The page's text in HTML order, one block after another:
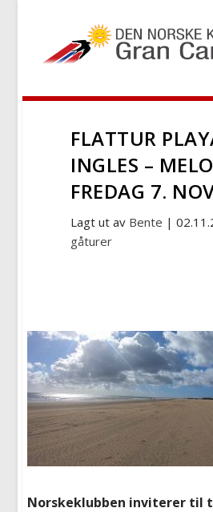
FLATTUR
INGLES –
FREDAG 7.
Lagt ut av Bente |
gåturer
Norskeklubben inviterer til